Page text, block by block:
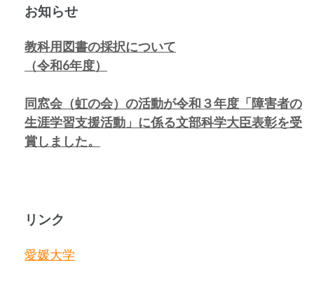
お知らせ
教科用図書の採択について
（令和6年度）
同窓会（虹の会）の活動が令和３年度「障害者の
生涯学習支援活動」に係る文部科学大臣表彰を受
賞しました。
リンク
愛媛大学